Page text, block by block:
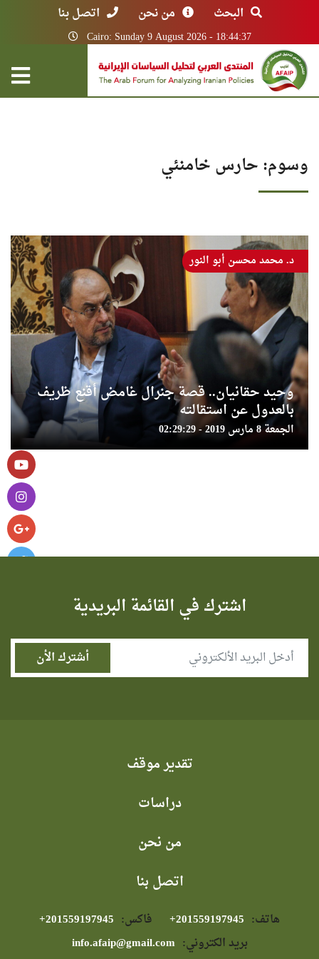
البحث من نحن اتصل بنا
Cairo: Sunday 9 August 2026 - 18:44:37
وسوم: حارس خامنئي
وحيد حقانيان.. قصة جنرال غامض أقنع ظريف
بالعدول عن استقالته
الجمعة 8 مارس 2019 - 02:29:29
د. محمد محسن أبو النور
اشترك في القائمة البريدية
تقدير موقف
دراسات
من نحن
اتصل بنا
هاتف: فاكس:
بريد الكتروني: info.afaip@gmail.com